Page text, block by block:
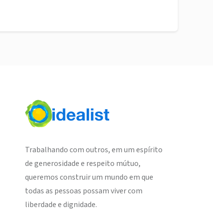
Trabalhando com outros, em um espírito
de generosidade e respeito mútuo,
queremos construir um mundo em que
todas as pessoas possam viver com
liberdade e dignidade.